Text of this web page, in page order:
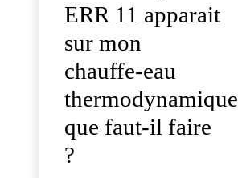
ERR 11 apparait
sur mon
chauffe-eau
thermodynamique
que faut-il faire
?